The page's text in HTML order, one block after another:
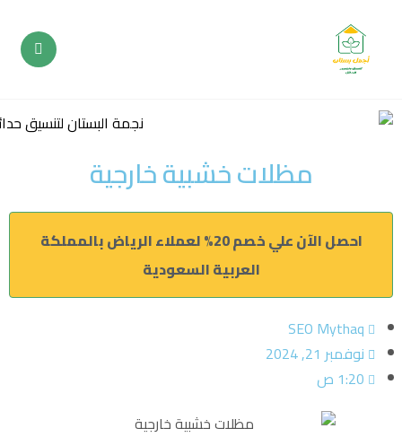
مظلات خشبية خارجية
احصل الآن علي خصم 20% لعملاء الرياض بالمملكة
العربية السعودية
SEO Mythaq
نوفمبر 21, 2024
1:20 ص